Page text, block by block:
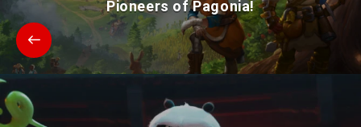
Pioneers of Pagonia!